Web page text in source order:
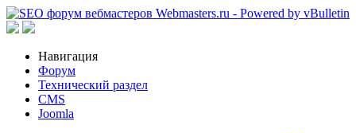
Навигация
Форум
Технический раздел
CMS
Joomla